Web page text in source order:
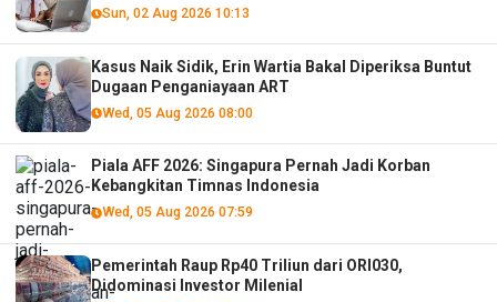
Sun, 02 Aug 2026 10:13
Kasus Naik Sidik, Erin Wartia Bakal Diperiksa Buntut
Dugaan Penganiayaan ART
Wed, 05 Aug 2026 08:00
Piala AFF 2026: Singapura Pernah Jadi Korban
Kebangkitan Timnas Indonesia
Wed, 05 Aug 2026 07:59
Pemerintah Raup Rp40 Triliun dari ORI030,
Didominasi Investor Milenial